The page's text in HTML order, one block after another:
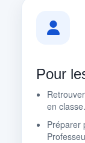
Pour
en classe.
Préparer